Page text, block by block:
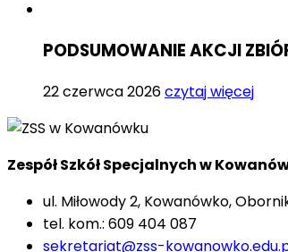
PODSUMOWANIE AKCJI
22 czerwca 2026czytaj więcej
Zespół Szkół Specjalnych w
ul. Miłowody 2, Kowanówko,
tel. kom.: 609 404 087
sekretariat@zss-